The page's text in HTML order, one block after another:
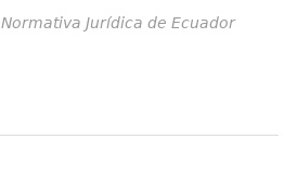
Normativa Jurídica de Ecuador